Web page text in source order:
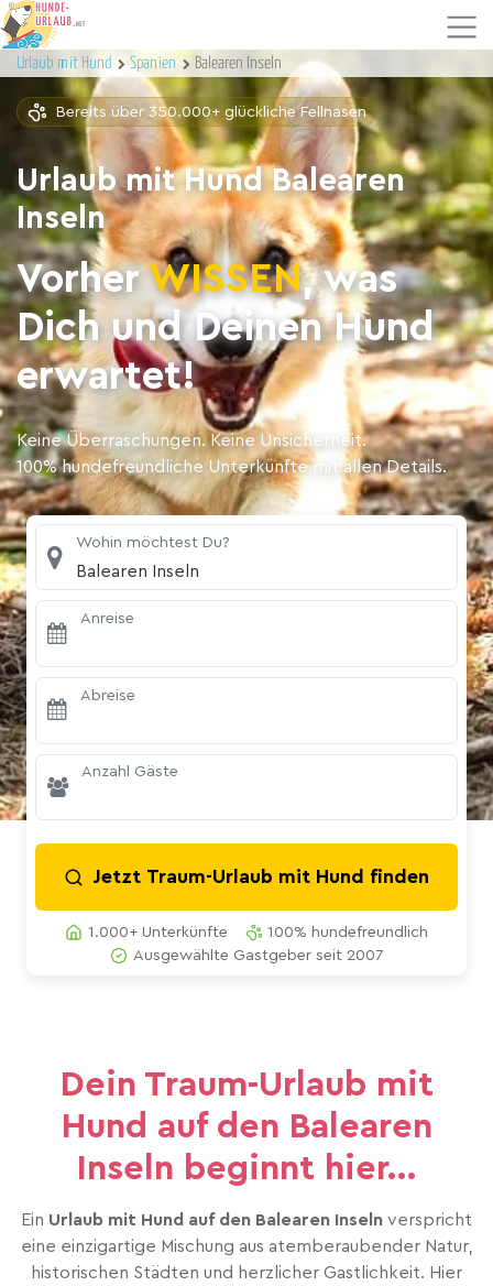
Urlaub mit Hund Spanien Balearen Inseln
Bereits über 350.000+ glückliche Fellnasen
Urlaub mit Hund Balearen
Inseln
VorherWISSEN, was
Dich und Deinen Hund
erwartet!
Keine Überraschungen. Keine Unsicherheit.
100% hundefreundliche Unterkünfte mit allen Details.
Wohin möchtest Du?
Balearen Inseln
Anreise
Abreise
Anzahl Gäste
Jetzt Traum-Urlaub mit Hund finden
1.000+ Unterkünfte
100% hundefreundlich
Ausgewählte Gastgeber seit 2007
Dein Traum-Urlaub mit
Hund auf den Balearen
Inseln beginnt hier...
Ein Urlaub mit Hund auf den Balearen Inseln verspricht
eine einzigartige Mischung aus atemberaubender Natur,
historischen Städten und herzlicher Gastlichkeit. Hier